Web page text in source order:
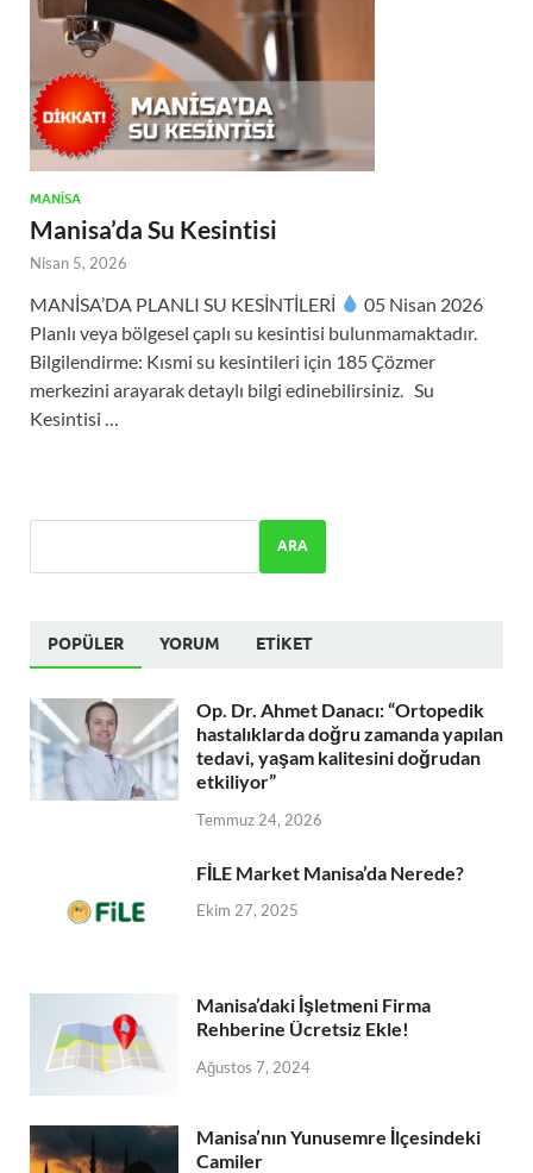
MANISA
Manisa’da Su Kesintisi
Nisan 5, 2026
MANİSA’DA PLANLI SU KESİNTİLERİ
05 Nisan 2026
Planlı veya bölgesel çaplı su kesintisi bulunmamaktadır.
Bilgilendirme: Kısmi su kesintileri için 185 Çözmer
merkezini arayarak detaylı bilgi edinebilirsiniz. Su
Kesintisi …
ARA
POPÜLER YORUM ETIKET
Op. Dr. Ahmet Danacı: “Ortopedik
hastalıklarda doğru zamanda yapılan
tedavi, yaşam kalitesini doğrudan
etkiliyor”
Temmuz 24, 2026
FİLE Market Manisa’da Nerede?
Ekim 27, 2025
Manisa’daki İşletmeni Firma
Rehberine Ücretsiz Ekle!
Ağustos 7, 2024
Manisa’nın Yunusemre İlçesindeki
Camiler